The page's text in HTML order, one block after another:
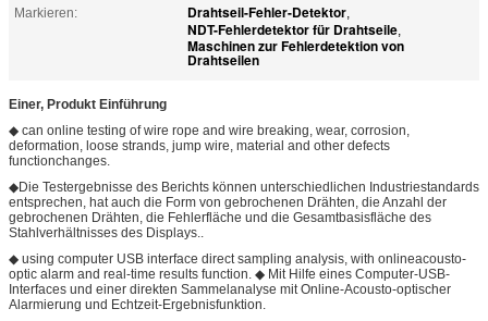
Markieren:
Drahtseil-Fehler-Detektor,
NDT-Fehlerdetektor für Drahtseile,
Maschinen zur Fehlerdetektion von
Drahtseilen
Einer, Produkt Einführung
◆ can online testing of wire rope and wire breaking, wear, corrosion,
deformation, loose strands, jump wire, material and other defects
functionchanges.
◆Die Testergebnisse des Berichts können unterschiedlichen Industriestandards
entsprechen, hat auch die Form von gebrochenen Drähten, die Anzahl der
gebrochenen Drähten, die Fehlerfläche und die Gesamtbasisfläche des
Stahlverhältnisses des Displays..
◆ using computer USB interface direct sampling analysis, with onlineacousto-
optic alarm and real-time results function. ◆ Mit Hilfe eines Computer-USB-
Interfaces und einer direkten Sammelanalyse mit Online-Acousto-optischer
Alarmierung und Echtzeit-Ergebnisfunktion.